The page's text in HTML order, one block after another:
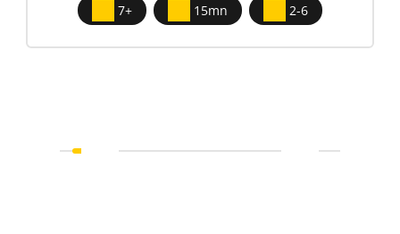
7+ 15mn 2-6